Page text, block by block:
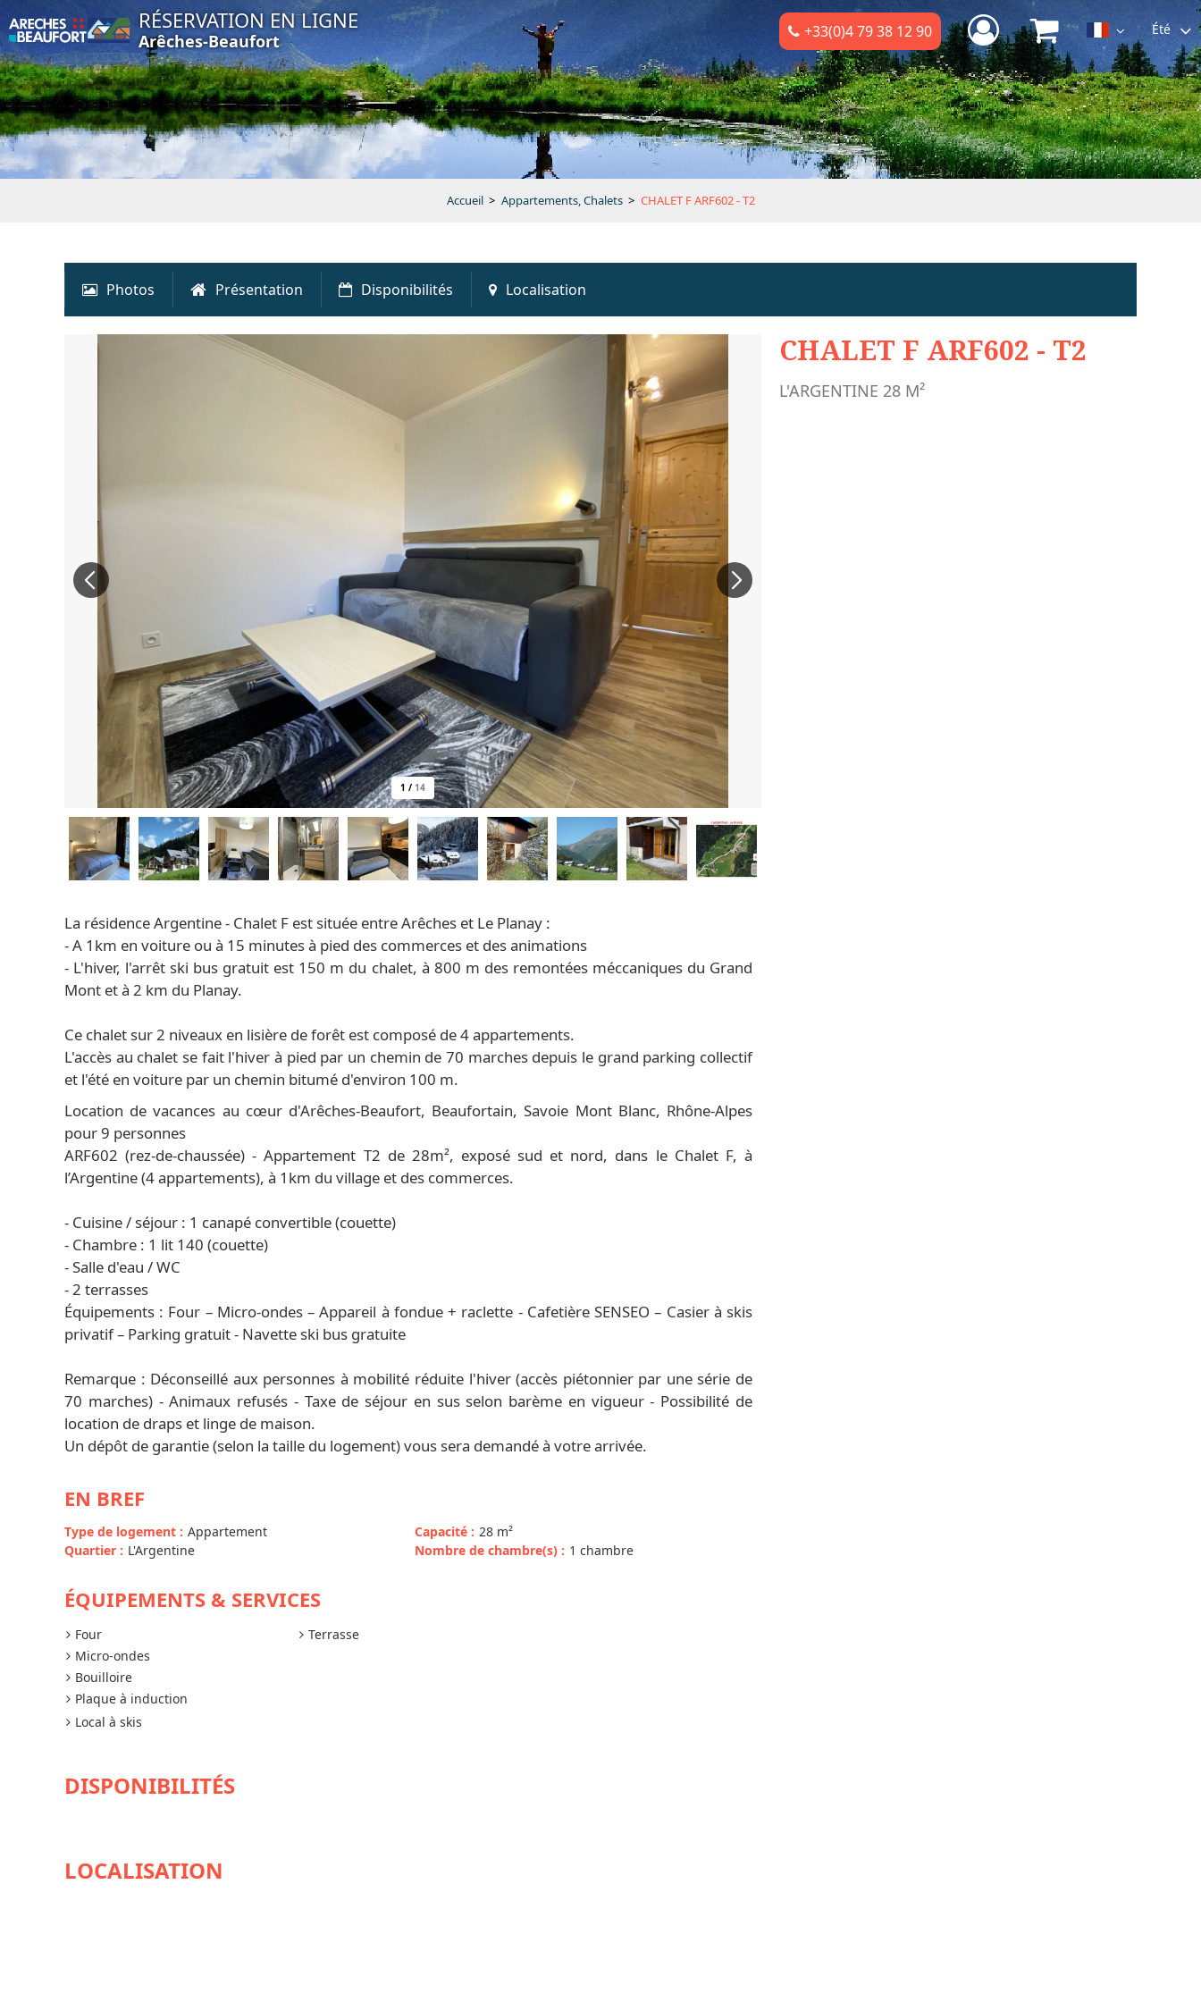
RÉSERVATION EN LIGNE
Arêches-Beaufort +33(0)4 79 38 12 90 Été
Accueil > Appartements, Chalets > CHALET F ARF602 - T2
Photos Présentation Disponibilités Localisation
1 / 14
CHALET F ARF602 - T2
L'ARGENTINE 28 M²
La résidence Argentine - Chalet F est située entre Arêches et Le Planay :
- A 1km en voiture ou à 15 minutes à pied des commerces et des animations
- L'hiver, l'arrêt ski bus gratuit est 150 m du chalet, à 800 m des remontées méccaniques du Grand
Mont et à 2 km du Planay.
Ce chalet sur 2 niveaux en lisière de forêt est composé de 4 appartements.
L'accès au chalet se fait l'hiver à pied par un chemin de 70 marches depuis le grand parking collectif
et l'été en voiture par un chemin bitumé d'environ 100 m.
Location de vacances au cœur d'Arêches-Beaufort, Beaufortain, Savoie Mont Blanc, Rhône-Alpes
pour 9 personnes
ARF602 (rez-de-chaussée) - Appartement T2 de 28m², exposé sud et nord, dans le Chalet F, à
l’Argentine (4 appartements), à 1km du village et des commerces.
- Cuisine / séjour : 1 canapé convertible (couette)
- Chambre : 1 lit 140 (couette)
- Salle d'eau / WC
- 2 terrasses
Équipements : Four – Micro-ondes – Appareil à fondue + raclette - Cafetière SENSEO – Casier à skis
privatif – Parking gratuit - Navette ski bus gratuite
Remarque : Déconseillé aux personnes à mobilité réduite l'hiver (accès piétonnier par une série de
70 marches) - Animaux refusés - Taxe de séjour en sus selon barème en vigueur - Possibilité de
location de draps et linge de maison.
Un dépôt de garantie (selon la taille du logement) vous sera demandé à votre arrivée.
EN BREF
Type de logement : Appartement
Quartier : L'Argentine
Capacité : 28 m²
Nombre de chambre(s) : 1 chambre
ÉQUIPEMENTS & SERVICES
Four
Micro-ondes
Bouilloire
Plaque à induction
Local à skis
Terrasse
DISPONIBILITÉS